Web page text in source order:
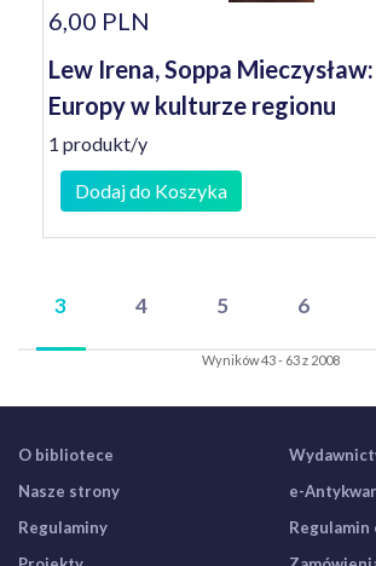
6,00 PLN
Lew Irena, Soppa
Europy w kulturze regionu
1 produkt/y
Dodaj do Koszyka
3 4 5 6
Wyników 43 - 63 z 2008
O bibliotece
Nasze strony
Regulaminy
e-